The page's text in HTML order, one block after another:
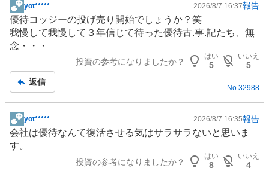
掲
示
板
記
yot***** 2026/8/7 16:37報告
優待コッジーの投げ売り開始でしょうか？笑
我慢して我慢して３年信じて待った優待古.事.記たち、無
念・・・
投資の参考になりましたか？
はい
5
いいえ
5
返信
No.32988
掲
示
板
yot***** 2026/8/7 16:35報告
会社は優待なんて復活させる気はサラサラないと思いま
す。
投資の参考になりましたか？
はい
8
いいえ
4